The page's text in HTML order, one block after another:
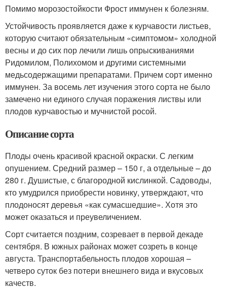
Помимо морозостойкости Фрост иммунен к болезням.
Устойчивость проявляется даже к курчавости листьев,
которую считают обязательным «симптомом» холодной
весны и до сих пор лечили лишь опрыскиваниями
Ридомилом, Полихомом и другими системными
медьсодержащими препаратами. Причем сорт именно
иммунен. За восемь лет изучения этого сорта не было
замечено ни единого случая поражения листвы или
плодов курчавостью и мучнистой росой.
Описание сорта
Плоды очень красивой красной окраски. С легким
опушением. Средний размер – 150 г, а отдельные – до
280 г. Душистые, с благородной кислинкой. Садоводы,
кто умудрился приобрести новинку, утверждают, что
плодоносят деревья «как сумасшедшие». Хотя это
может оказаться и преувеличением.
Сорт считается поздним, созревает в первой декаде
сентября. В южных районах может созреть в конце
августа. Транспортабельность плодов хорошая –
четверо суток без потери внешнего вида и вкусовых
качеств.